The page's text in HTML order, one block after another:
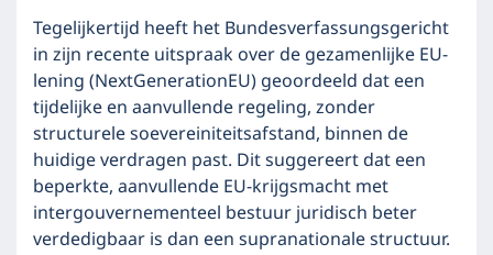
Tegelijkertijd heeft het Bundesverfassungsgericht
in zijn recente uitspraak over de gezamenlijke EU-
lening (NextGenerationEU) geoordeeld dat een
tijdelijke en aanvullende regeling, zonder
structurele soevereiniteitsafstand, binnen de
huidige verdragen past. Dit suggereert dat een
beperkte, aanvullende EU-krijgsmacht met
intergouvernementeel bestuur juridisch beter
verdedigbaar is dan een supranationale structuur.